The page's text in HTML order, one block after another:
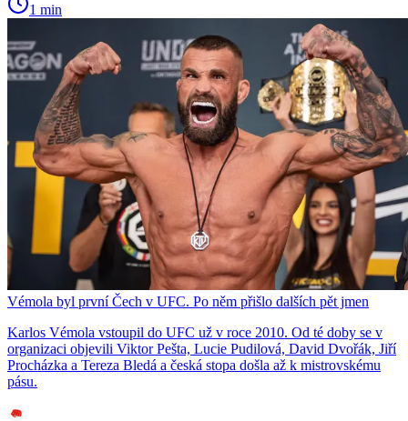
1 min
Vémola byl první Čech v UFC. Po něm přišlo dalších pět jmen
Karlos Vémola vstoupil do UFC už v roce 2010. Od té doby se v
organizaci objevili Viktor Pešta, Lucie Pudilová, David Dvořák, Jiří
Procházka a Tereza Bledá a česká stopa došla až k mistrovskému
pásu.